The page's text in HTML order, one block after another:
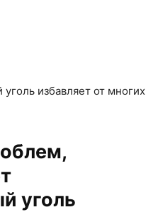
избавляет от многих
уголь